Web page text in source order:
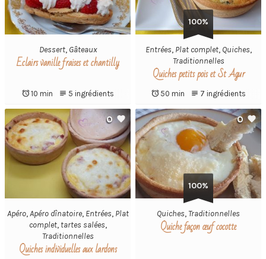
Dessert, Gâteaux
Eclairs vanille fraises et chantilly
10 min 5 ingrédients
100%
Entrées, Plat complet, Quiches,
Traditionnelles
Quiches petits pois et St Agur
50 min 7 ingrédients
0
Apéro,Apéro dînatoire, Entrées, Plat
complet, tartes salées,
Traditionnelles
Quiches individuelles aux lardons
100%
0
Quiches,Traditionnelles
Quiche façon œuf cocotte